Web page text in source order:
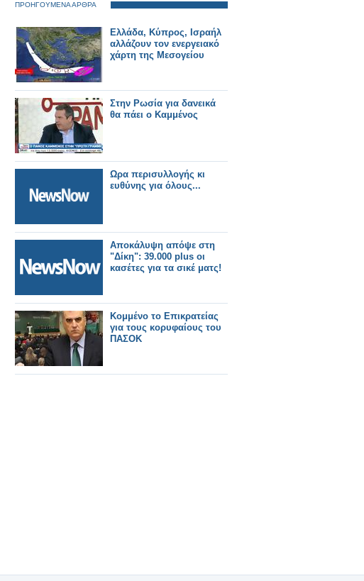
ΠΡΟΗΓΟΥΜΕΝΑ ΑΡΘΡΑ
Ελλάδα, Κύπρος, Ισραήλ
αλλάζουν τον ενεργειακό
χάρτη της Μεσογείου
Στην Ρωσία για δανεικά
θα πάει ο Καμμένος
Ωρα περισυλλογής κι
ευθύνης για όλους...
Αποκάλυψη απόψε στη
"Δίκη": 39.000 plus οι
κασέτες για τα σικέ ματς!
Κομμένο το Επικρατείας
για τους κορυφαίους του
ΠΑΣΟΚ